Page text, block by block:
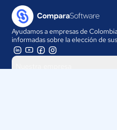
Ayudamos a empresas de
informadas sobre la elección de